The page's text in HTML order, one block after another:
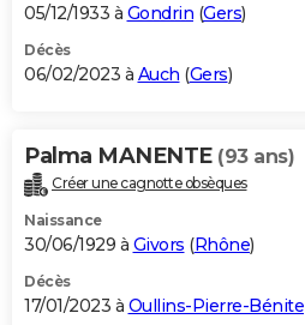
05/12/1933 à Gondrin (Gers)
Décès
06/02/2023 à Auch (Gers)
Palma MANENTE (93 ans)
Créer une cagnotte obsèques
Naissance
30/06/1929 à Givors (Rhône)
Décès
17/01/2023 à Oullins-Pierre-Bénite